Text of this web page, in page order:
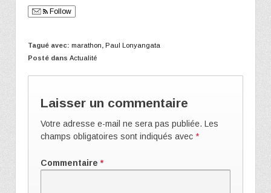
Follow
Tagué avec: marathon
Paul Lonyangata
Posté dans Actualité
Laisser un commentaire
Votre adresse e-mail ne sera pas publiée. Les
champs obligatoires sont indiqués avec *
Commentaire *